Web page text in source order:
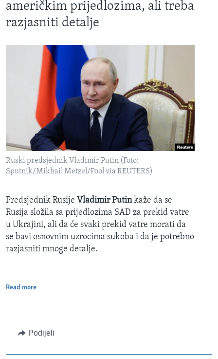
američkim prijedlozima, ali treba
razjasniti detalje
Ruski predsjednik Vladimir Putin (Foto:
Sputnik/Mikhail Metzel/Pool via REUTERS)
Predsjednik Rusije Vladimir Putinkaže da se
Rusija složila sa prijedlozima SAD za prekid vatre
u Ukrajini, ali da će svaki prekid vatre morati da
se bavi osnovnim uzrocima sukoba i da je potrebno
razjasniti mnoge detalje.
Read more
Podijeli